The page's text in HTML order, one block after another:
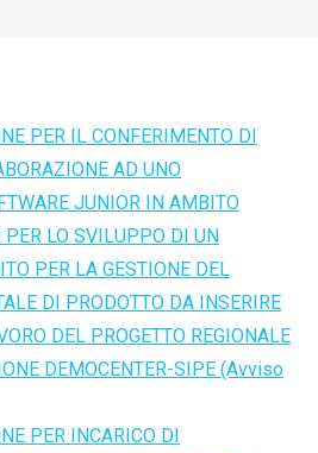
PER IL CONFERIMENTO DI
AD UNO
JUNIOR IN AMBITO
LO SVILUPPO DI UN
PER LA GESTIONE DEL
DI PRODOTTO DA INSERIRE
DEL PROGETTO REGIONALE
DEMOCENTER-SIPE (Avviso
PER INCARICO DI